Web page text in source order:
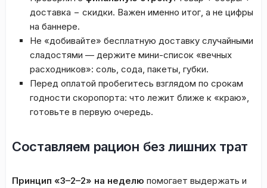
доставка − скидки. Важен именно итог, а не цифры
на баннере.
Не «добивайте» бесплатную доставку случайными
сладостями — держите мини-список «вечных
расходников»: соль, сода, пакеты, губки.
Перед оплатой пробегитесь взглядом по срокам
годности скоропорта: что лежит ближе к «краю»,
готовьте в первую очередь.
Составляем рацион без лишних трат
Принцип «3–2–2» на неделю помогает выдержать и